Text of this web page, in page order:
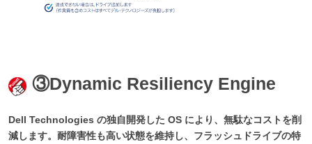
③Dynamic Resiliency Engine
Dell Technologies の独自開発した OS により、無駄なコストを削
減します。耐障害性も高い状態を維持し、フラッシュドライブの特